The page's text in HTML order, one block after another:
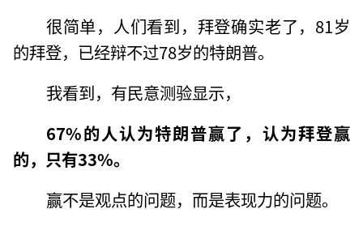
很简单，人们看到，拜登确实老了，81岁
的拜登，已经辩不过78岁的特朗普。
我看到，有民意测验显示，
67%的人认为特朗普赢了，认为拜登赢
的，只有33%。
赢不是观点的问题，而是表现力的问题。